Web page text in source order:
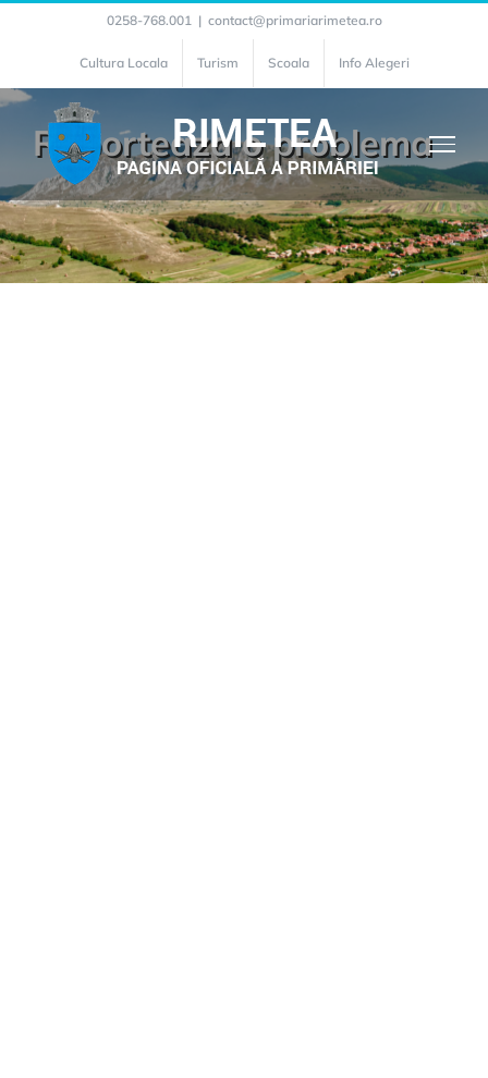
content
0258-768.001 | contact@primariarimetea.ro
Cultura Locala Turism Scoala Info Alegeri
Raporteaza o problema